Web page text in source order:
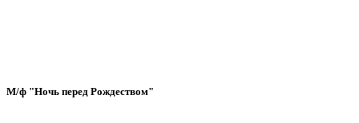
М/ф "Ночь перед Рождеством"